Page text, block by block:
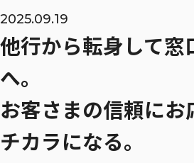
キャリア採用
キャリア採用 TOP
キャリア登録
2025.09.19
他行から転身して窓
へ。
お客さまの信頼にお
チカラになる。